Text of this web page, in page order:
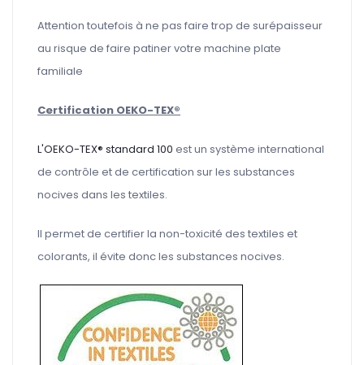
Attention toutefois à ne pas faire trop de surépaisseur
au risque de faire patiner votre machine plate
familiale
Certification OEKO-TEX®
L'OEKO-TEX® standard 100 est un système international
de contrôle et de certification sur les substances
nocives dans les textiles.
Il permet de certifier la non-toxicité des textiles et
colorants, il évite donc les substances nocives.